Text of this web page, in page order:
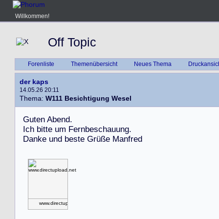
Willkommen!
Off Topic
Forenliste Themenübersicht Neues Thema
der kaps
14.05.26 20:11
Thema: W111 Besichtigung Wesel
Guten Abend.
Ich bitte um Fernbeschauung.
Danke und beste Grüße Manfred
www.directupload.net